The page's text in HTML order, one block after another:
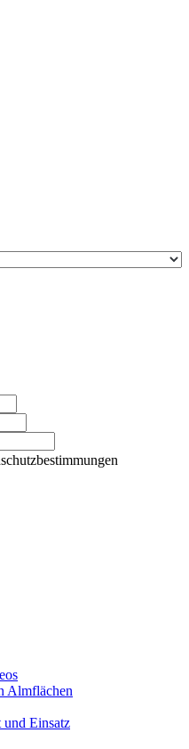
Almflächen
und Einsatz